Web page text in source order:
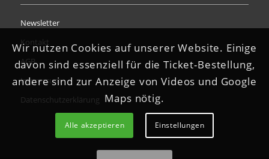
Newsletter
Kontakt
AGB
Impressum
Datenschutzerklärung
Wir nutzen Cookies auf unserer Website. Einige
davon sind essenziell für die Ticket-Bestellung,
andere sind zur Anzeige von Videos und Google
Maps nötig.
Alle akzeptieren Einstellungen